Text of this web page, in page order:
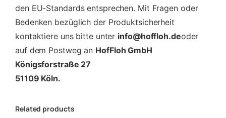
den EU-Standards entsprechen. Mit Fragen oder
Bedenken bezüglich der Produktsicherheit
kontaktiere uns bitte unter info@hoffloh.deoder
auf dem Postweg an HofFloh GmbH
Königsforstraße 27
51109 Köln.
Related products